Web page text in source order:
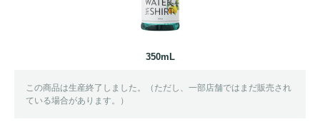
350mL
この商品は生産終了しました。（ただし、一部店舗ではまだ販売され
ている場合があります。）